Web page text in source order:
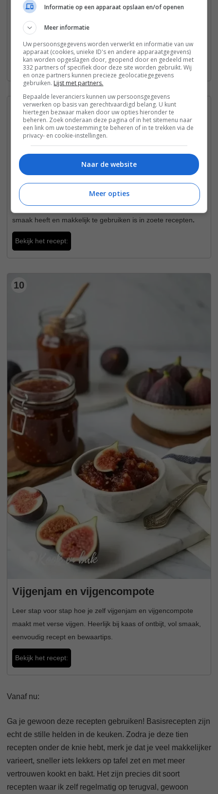
maken dat iedereen aan tafel lekker vind. Bij ons thuis zijn dat
de zelfgemaakte kruidenboter en breekbrood.
Bekijk het recept:
Gecondenseerde melk
Gecondenseerde melk is een dikke, zoete melk die wordt
gemaakt door gewone melk te verhitten om het water eruit te
halen en er vervolgens suiker aan toe te voegen. Hierdoor
wordt de melk stroperig en blijft het langer goed. Je kunt
mee te maken, zoals taarten, snoepjes, en zoete drankjes. Het
is geliefd in keukens over de hele wereld omdat het een rijke
smaak heeft en makkelijk te gebruiken is in zoete recepten.
Bekijk het recept:
10
Vijgenjam en vijgencompote
Leer stap voor stap hoe je zelf vijgenjam en vijgencompote
maakt met verse vijgen. Heerlijk bij kaas of ontbijt, vol smaak,
eenvoudig recept en bewaartips.
Bekijk het recept:
Vanaf nu:
Ga je gewoon deze recepten gebruiken! Basisrecepten zijn
echt de stille helden in de keuken. Zodra je deze tien
recepten onder de knie hebt, merk je dat je veel makkelijker
varieert, sneller iets lekkers op tafel zet en met meer
vertrouwen kookt en bakt. Het zijn precies dit soort
recepten waar ik zelf regelmatig op terugval, gewoon
Informatie op een apparaat opslaan en/of openen
Meer informatie
Uw persoonsgegevens worden verwerkt en informatie van uw
apparaat (cookies, unieke ID's en andere apparaatgegevens)
kan worden opgeslagen door, geopend door en gedeeld met
332 partners of specifiek door deze site worden gebruikt. Wij
en onze partners kunnen precieze geolocatiegegevens
gebruiken. Lijst met partners.
Bepaalde leveranciers kunnen uw persoonsgegevens
verwerken op basis van gerechtvaardigd belang. U kunt
hiertegen bezwaar maken door uw opties hieronder te
beheren. Zoek onderaan deze pagina of in het sitemenu naar
een link om uw toestemming te beheren of in te trekken via de
privacy- en cookie-instellingen.
Naar de website
Meer opties